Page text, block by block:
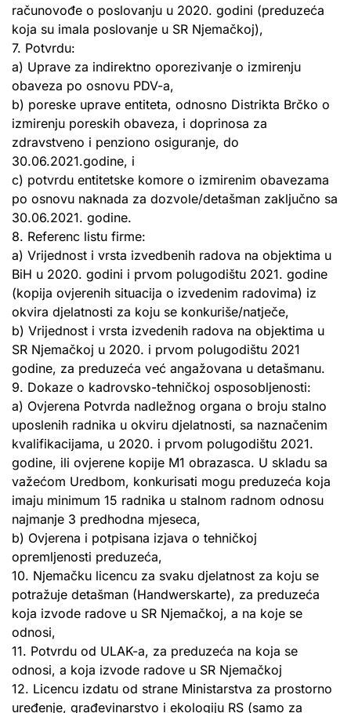
računovođe o poslovanju u 2020. godini (preduzeća
koja su imala poslovanje u SR Njemačkoj),
7. Potvrdu:
a) Uprave za indirektno oporezivanje o izmirenju
obaveza po osnovu PDV-a,
b) poreske uprave entiteta, odnosno Distrikta Brčko o
izmirenju poreskih obaveza, i doprinosa za
zdravstveno i penziono osiguranje, do
30.06.2021.godine, i
c) potvrdu entitetske komore o izmirenim obavezama
po osnovu naknada za dozvole/detašman zaključno sa
30.06.2021. godine.
8. Referenc listu firme:
a) Vrijednost i vrsta izvedbenih radova na objektima u
BiH u 2020. godini i prvom polugodištu 2021. godine
(kopija ovjerenih situacija o izvedenim radovima) iz
okvira djelatnosti za koju se konkuriše/natječe,
b) Vrijednost i vrsta izvedenih radova na objektima u
SR Njemačkoj u 2020. i prvom polugodištu 2021
godine, za preduzeća već angažovana u detašmanu.
9. Dokaze o kadrovsko-tehničkoj osposobljenosti:
a) Ovjerena Potvrda nadležnog organa o broju stalno
uposlenih radnika u okviru djelatnosti, sa naznačenim
kvalifikacijama, u 2020. i prvom polugodištu 2021.
godine, ili ovjerene kopije M1 obrazasca. U skladu sa
važećom Uredbom, konkurisati mogu preduzeća koja
imaju minimum 15 radnika u stalnom radnom odnosu
najmanje 3 predhodna mjeseca,
b) Ovjerena i potpisana izjava o tehničkoj
opremljenosti preduzeća,
10. Njemačku licencu za svaku djelatnost za koju se
potražuje detašman (Handwerskarte), za preduzeća
koja izvode radove u SR Njemačkoj, a na koje se
odnosi,
11. Potvrdu od ULAK-a, za preduzeća na koja se
odnosi, a koja izvode radove u SR Njemačkoj
12. Licencu izdatu od strane Ministarstva za prostorno
uređenje, građevinarstvo i ekologiju RS (samo za